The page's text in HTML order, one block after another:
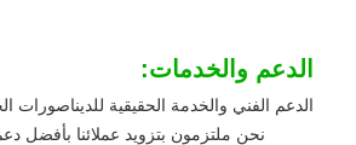
الدعم والخدمات:
الدعم الفني والخدمة الحقيقية للديناصورات
نحن ملتزمون بتزويد عملائنا بأفضل